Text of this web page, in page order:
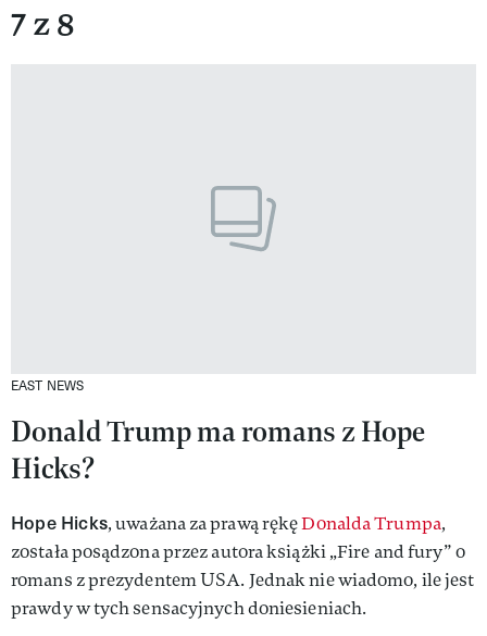
7 z 8
EAST NEWS
Donald Trump ma romans z Hope
Hicks?
Hope Hicks, uważana za prawą rękęDonalda Trumpa,
została posądzona przez autora książki „Fire and fury” o
romans z prezydentem USA. Jednak nie wiadomo, ile jest
prawdy w tych sensacyjnych doniesieniach.